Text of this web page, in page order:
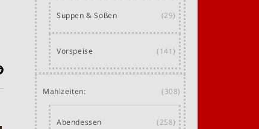
Suppen & Soßen (29)
Vorspeise (141)
Mahlzeiten: (308)
Abendessen (258)